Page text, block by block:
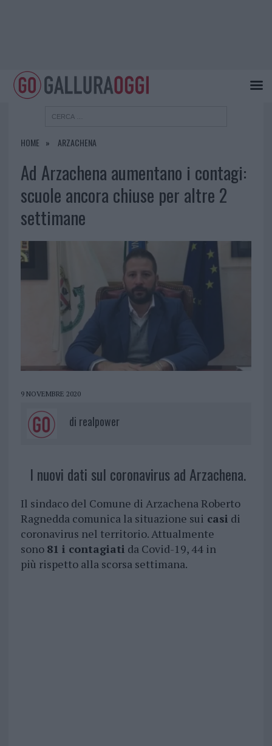
HOME ARZACHENA
Ad Arzachena aumentano i contagi:
scuole ancora chiuse per altre 2
settimane
9 NOVEMBRE 2020
di realpower
I nuovi dati sul coronavirus ad Arzachena.
Il sindaco del Comune di Arzachena Roberto
Ragnedda comunica la situazione sui casi di
coronavirus nel territorio. Attualmente
sono 81 i contagiati da Covid-19, 44 in
più rispetto alla scorsa settimana.